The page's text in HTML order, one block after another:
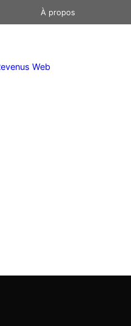
À propos
Web